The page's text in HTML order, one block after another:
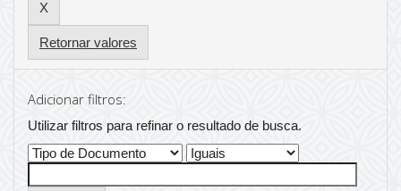
Retornar valores
Adicionar filtros:
Utilizar filtros para refinar o resultado de busca.